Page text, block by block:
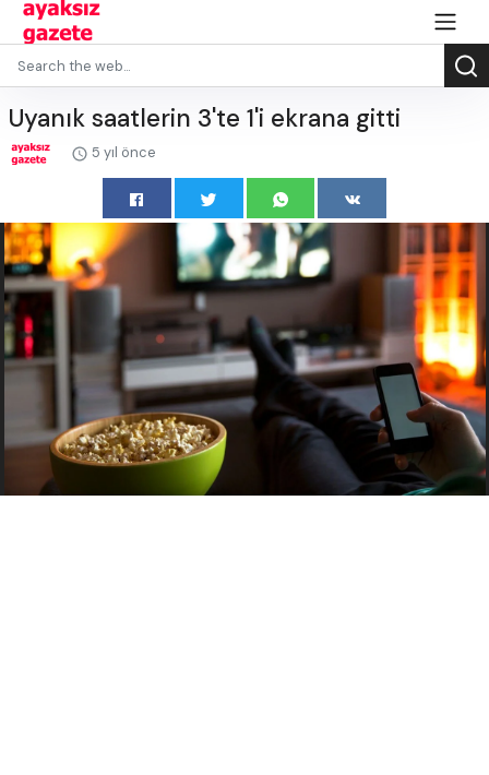
Uyanık saatlerin 3'te 1'i ekrana gitti
5 yıl önce